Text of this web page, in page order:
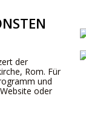
der
Rom. Für
und
oder